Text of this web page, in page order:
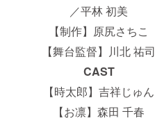
／平林 初美
【制作】原尻さちこ
【舞台監督】川北 祐司
CAST
【時太郎】吉祥じゅん
【お凛】森田 千春